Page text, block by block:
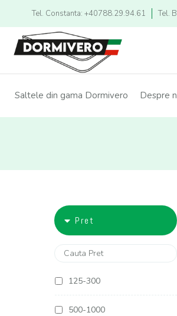
Tel. Constanta: +40788.29.94.61 Tel.
Saltele din gama Dormivero Despre
Pret
125-300
500-1000